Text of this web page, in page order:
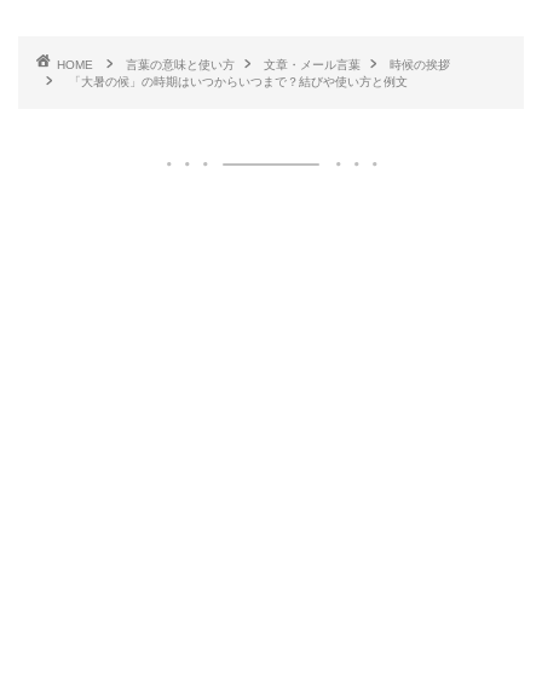
HOME 言葉の意味と使い方 文章・メール言葉
時候の挨拶
「大暑の候」の時期はいつからいつまで？結びや使い方と例文